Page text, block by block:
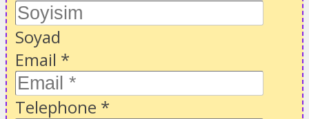
Soyad
Email *
Telephone *